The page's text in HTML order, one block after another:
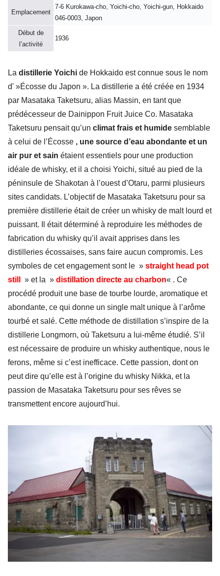
Emplacement
7-6 Kurokawa-cho, Yoichi-cho, Yoichi-gun, Hokkaido
046-0003, Japon
Début de
l’activité
1936
La distillerie Yoichi de Hokkaido est connue sous le nom
d' »Écosse du Japon ». La distillerie a été créée en 1934
par Masataka Taketsuru, alias Massin, en tant que
prédécesseur de Dainippon Fruit Juice Co. Masataka
Taketsuru pensait qu’un climat frais et humide semblable
à celui de l’Écosse , une source d’eau abondante et un
air pur et sain étaient essentiels pour une production
idéale de whisky, et il a choisi Yoichi, situé au pied de la
péninsule de Shakotan à l’ouest d’Otaru, parmi plusieurs
sites candidats. L’objectif de Masataka Taketsuru pour sa
première distillerie était de créer un whisky de malt lourd et
puissant. Il était déterminé à reproduire les méthodes de
fabrication du whisky qu’il avait apprises dans les
distilleries écossaises, sans faire aucun compromis. Les
symboles de cet engagement sont le » straight head pot
still
» et la » distillation directe au charbon« . Ce
procédé produit une base de tourbe lourde, aromatique et
abondante, ce qui donne un single malt unique à l’arôme
tourbé et salé. Cette méthode de distillation s’inspire de la
distillerie Longmorn, où Taketsuru a lui-même étudié. S’il
est nécessaire de produire un whisky authentique, nous le
ferons, même si c’est inefficace. Cette passion, dont on
peut dire qu’elle est à l’origine du whisky Nikka, et la
passion de Masataka Taketsuru pour ses rêves se
transmettent encore aujourd’hui.